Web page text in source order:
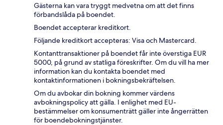
Gästerna kan vara tryggt medvetna om att det finns
förbandslåda på boendet.
Boendet accepterar kreditkort.
Följande kreditkort accepteras: Visa och Mastercard.
Kontanttransaktioner på boendet får inte överstiga EUR
5000, på grund av statliga föreskrifter. Om du vill ha mer
information kan du kontakta boendet med
kontaktinformationen i bokningsbekräftelsen.
Om du avbokar din bokning kommer värdens
avbokningspolicy att gälla. I enlighet med EU-
bestämmelser om konsumenträtt gäller inte ångerrätten
för boendebokningstjänster.